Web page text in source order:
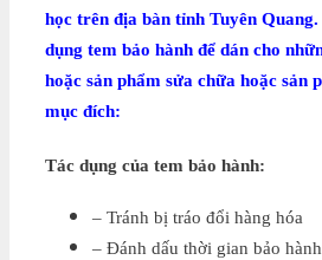
học trên địa bàn tỉnh Tuyên Quang.
dụng tem bảo hành để dán cho
hoặc sản phẩm sửa chữa hoặc sản
mục đích:
Tác dụng của tem bảo hành:
– Tránh bị tráo đổi hàng hóa
– Đánh dấu thời gian bảo